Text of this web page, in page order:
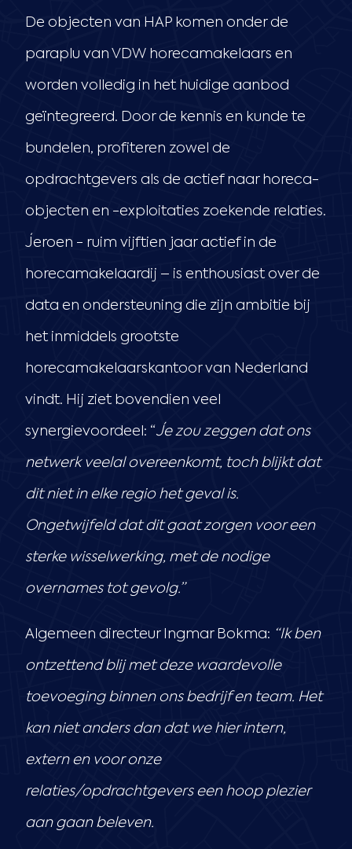
De objecten van HAP komen onder de
paraplu van VDW horecamakelaars en
worden volledig in het huidige aanbod
geïntegreerd. Door de kennis en kunde te
bundelen, profiteren zowel de
opdrachtgevers als de actief naar horeca-
objecten en -exploitaties zoekende relaties.
Jeroen - ruim vijftien jaar actief in de
horecamakelaardij – is enthousiast over de
data en ondersteuning die zijn ambitie bij
het inmiddels grootste
horecamakelaarskantoor van Nederland
vindt. Hij ziet bovendien veel
synergievoordeel: “Je zou zeggen dat ons
netwerk veelal overeenkomt, toch blijkt dat
dit niet in elke regio het geval is.
Ongetwijfeld dat dit gaat zorgen voor een
sterke wisselwerking, met de nodige
overnames tot gevolg.”
Algemeen directeur Ingmar Bokma: “Ik ben
ontzettend blij met deze waardevolle
toevoeging binnen ons bedrijf en team. Het
kan niet anders dan dat we hier intern,
extern en voor onze
relaties/opdrachtgevers een hoop plezier
aan gaan beleven.